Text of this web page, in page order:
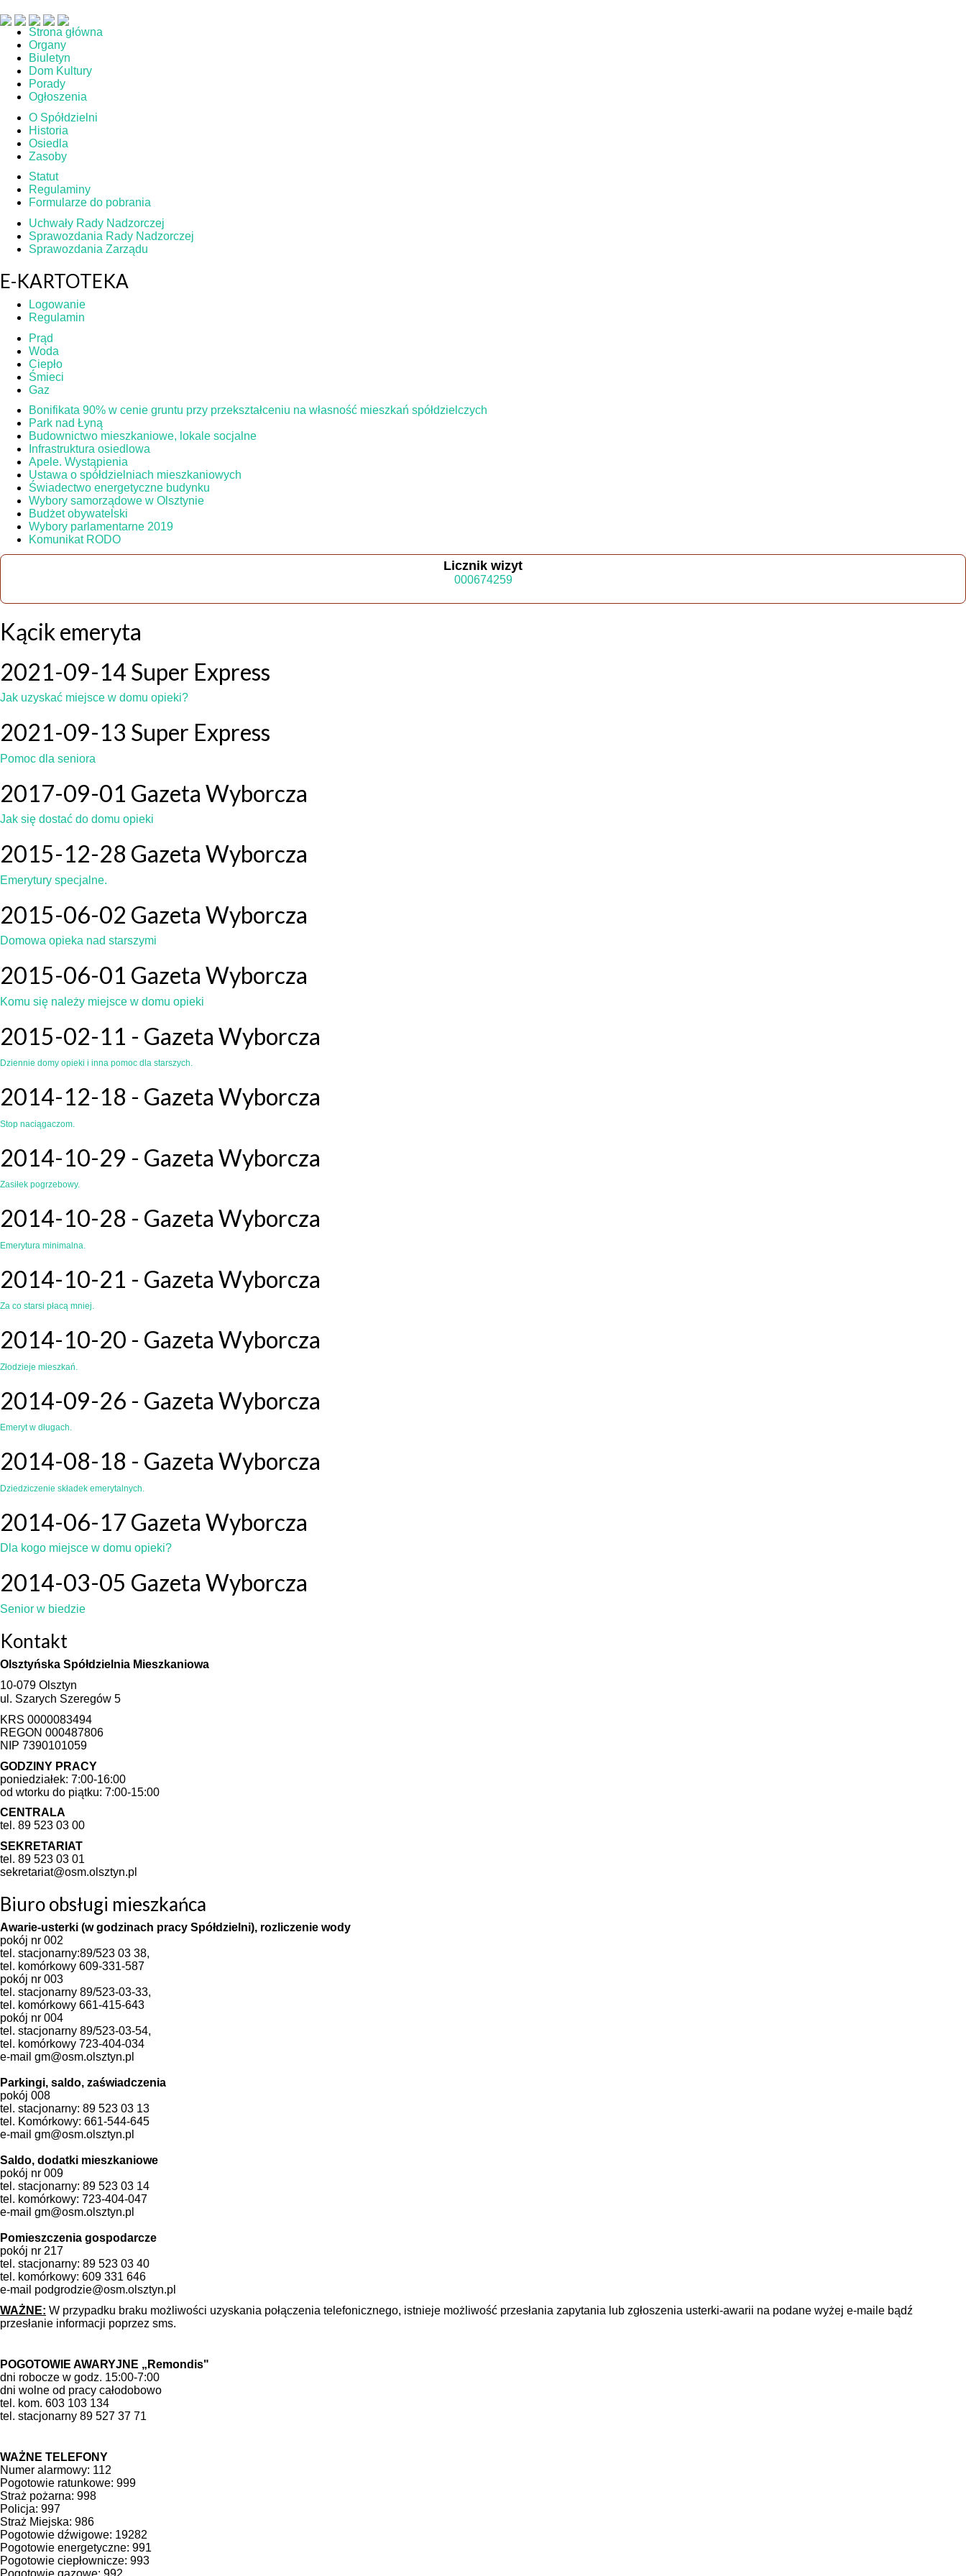
Strona główna
Organy
Biuletyn
Dom Kultury
Porady
Ogłoszenia
O Spółdzielni
Historia
Osiedla
Zasoby
Statut
Regulaminy
Formularze do pobrania
Uchwały Rady Nadzorczej
Sprawozdania Rady Nadzorczej
Sprawozdania Zarządu
E-KARTOTEKA
Logowanie
Regulamin
Prąd
Woda
Ciepło
Śmieci
Gaz
Bonifikata 90% w cenie gruntu przy przekształceniu na własność mieszkań spółdzielczych
Park nad Łyną
Budownictwo mieszkaniowe, lokale socjalne
Infrastruktura osiedlowa
Apele. Wystąpienia
Ustawa o spółdzielniach mieszkaniowych
Świadectwo energetyczne budynku
Wybory samorządowe w Olsztynie
Budżet obywatelski
Wybory parlamentarne 2019
Komunikat RODO
Licznik wizyt
000674259
Kącik emeryta
2021-09-14 Super Express
Jak uzyskać miejsce w domu opieki?
2021-09-13 Super Express
Pomoc dla seniora
2017-09-01 Gazeta Wyborcza
Jak się dostać do domu opieki
2015-12-28 Gazeta Wyborcza
Emerytury specjalne.
2015-06-02 Gazeta Wyborcza
Domowa opieka nad starszymi
2015-06-01 Gazeta Wyborcza
Komu się należy miejsce w domu opieki
2015-02-11 - Gazeta Wyborcza
Dziennie domy opieki i inna pomoc dla starszych.
2014-12-18 - Gazeta Wyborcza
Stop naciągaczom.
2014-10-29 - Gazeta Wyborcza
Zasiłek pogrzebowy.
2014-10-28 - Gazeta Wyborcza
Emerytura minimalna.
2014-10-21 - Gazeta Wyborcza
Za co starsi płacą mniej.
2014-10-20 - Gazeta Wyborcza
Złodzieje mieszkań.
2014-09-26 - Gazeta Wyborcza
Emeryt w długach.
2014-08-18 - Gazeta Wyborcza
Dziedziczenie składek emerytalnych.
2014-06-17 Gazeta Wyborcza
Dla kogo miejsce w domu opieki?
2014-03-05 Gazeta Wyborcza
Senior w biedzie
Kontakt
Olsztyńska Spółdzielnia Mieszkaniowa
10-079 Olsztyn
ul. Szarych Szeregów 5
KRS 0000083494
REGON 000487806
NIP 7390101059
GODZINY PRACY
poniedziałek: 7:00-16:00
od wtorku do piątku: 7:00-15:00
CENTRALA
tel. 89 523 03 00
SEKRETARIAT
tel. 89 523 03 01
sekretariat@osm.olsztyn.pl
Biuro obsługi mieszkańca
Awarie-usterki (w godzinach pracy Spółdzielni), rozliczenie wody
pokój nr 002
tel. stacjonarny:89/523 03 38,
tel. komórkowy 609-331-587
pokój nr 003
tel. stacjonarny 89/523-03-33,
tel. komórkowy 661-415-643
pokój nr 004
tel. stacjonarny 89/523-03-54,
tel. komórkowy 723-404-034
e-mail gm@osm.olsztyn.pl
Parkingi, saldo, zaświadczenia
pokój 008
tel. stacjonarny: 89 523 03 13
tel. Komórkowy: 661-544-645
e-mail gm@osm.olsztyn.pl
Saldo, dodatki mieszkaniowe
pokój nr 009
tel. stacjonarny: 89 523 03 14
tel. komórkowy: 723-404-047
e-mail gm@osm.olsztyn.pl
Pomieszczenia gospodarcze
pokój nr 217
tel. stacjonarny: 89 523 03 40
tel. komórkowy: 609 331 646
e-mail podgrodzie@osm.olsztyn.pl
WAŻNE: W przypadku braku możliwości uzyskania połączenia telefonicznego, istnieje możliwość przesłania zapytania lub zgłoszenia usterki-awarii na podane wyżej e-maile bądź
przesłanie informacji poprzez sms.
POGOTOWIE AWARYJNE „Remondis"
dni robocze w godz. 15:00-7:00
dni wolne od pracy całodobowo
tel. kom. 603 103 134
tel. stacjonarny 89 527 37 71
WAŻNE TELEFONY
Numer alarmowy: 112
Pogotowie ratunkowe: 999
Straż pożarna: 998
Policja: 997
Straż Miejska: 986
Pogotowie dźwigowe: 19282
Pogotowie energetyczne: 991
Pogotowie ciepłownicze: 993
Pogotowie gazowe: 992